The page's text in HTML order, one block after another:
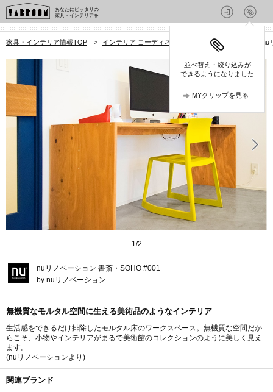
あなたにピッタリの
家具・インテリアを
並べ替え・絞り込みが
できるようになりました
MYクリップを見る
家具・インテリア情報TOP > インテリア コーディネート集 書斎・SOHO
1 /2
nuリノベーション 書斎・SOHO #001
by nuリノベーション
無機質なモルタル空間に生える美術品のようなインテリア
生活感をできるだけ排除したモルタル床のワークスペース。無機質な空間だか
らこそ、小物やインテリアがまるで美術館のコレクションのように美しく見え
ます。
(nuリノベーションより)
関連ブランド